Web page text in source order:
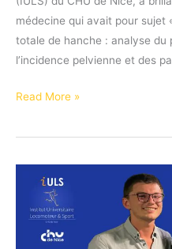
médecine qui avait pour sujet
totale de hanche : analyse du
l’incidence pelvienne et des
Félicitations
Dr
soutenance
Read More »